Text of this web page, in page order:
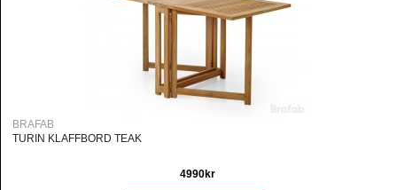
BRAFAB
TURIN KLAFFBORD TEAK
4990kr